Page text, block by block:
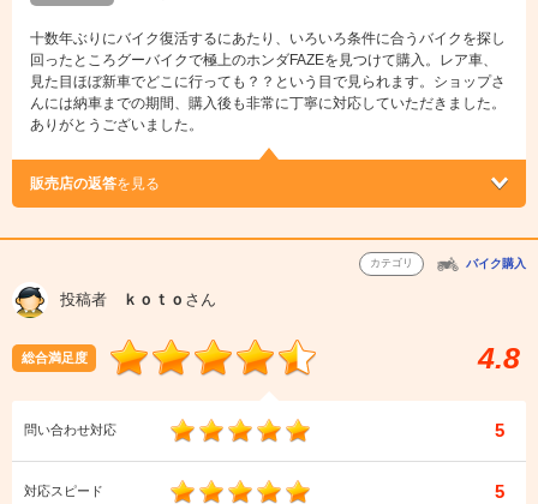
十数年ぶりにバイク復活するにあたり、いろいろ条件に合うバイクを探し
回ったところグーバイクで極上のホンダFAZEを見つけて購入。レア車、
見た目ほぼ新車でどこに行っても？？という目で見られます。ショップさ
んには納車までの期間、購入後も非常に丁寧に対応していただきました。
ありがとうございました。
販売店の返答を見る
カテゴリ バイク購入
投稿者 ｋｏｔｏ さん
総合満足度 4.8
問い合わせ対応 5
対応スピード 5